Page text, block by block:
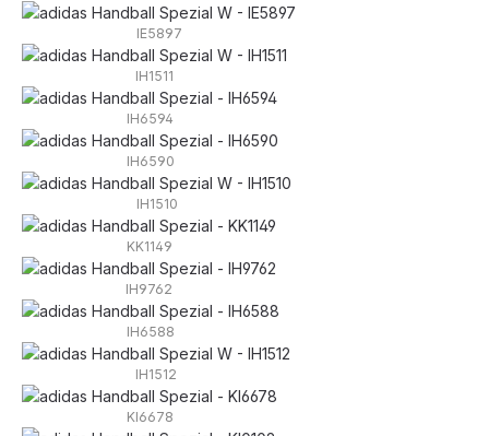
IE5897
IH1511
IH6594
IH6590
IH1510
KK1149
IH9762
IH6588
IH1512
KI6678